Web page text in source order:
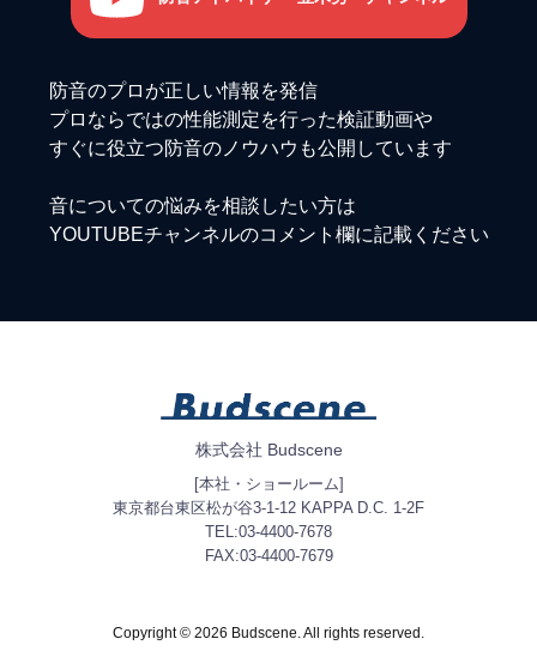
防音のプロが正しい情報を発信
プロならではの性能測定を行った検証動画や
すぐに役立つ防音のノウハウも公開しています
音についての悩みを相談したい方は
YOUTUBEチャンネルのコメント欄に記載ください
株式会社 Budscene
[本社・ショールーム]
東京都台東区松が谷3-1-12 KAPPA D.C. 1-2F
TEL:03-4400-7678
FAX:03-4400-7679
Copyright © 2026 Budscene. All rights reserved.